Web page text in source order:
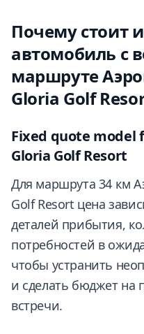
Почему стоит
автомобиль с
маршруте
Gloria Golf
Fixed quote model
Gloria Golf Resort
Для маршрута 34 км
Golf Resort цена
деталей прибытия,
потребностей в
чтобы устранить
и сделать бюджет на
встречи.